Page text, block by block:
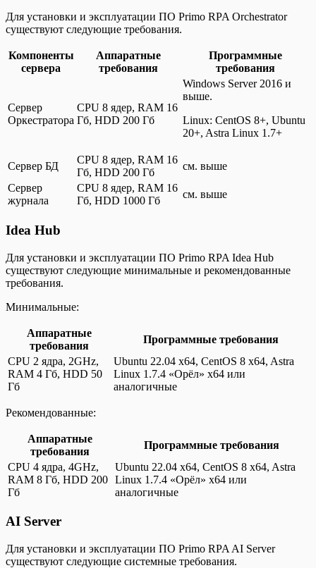
Для установки и эксплуатации ПО Primo RPA Orchestrator
существуют следующие требования.
Компоненты
сервера
Аппаратные
требования
Программные
требования
Сервер
Оркестратора
CPU 8 ядер, RAM 16
Гб, HDD 200 Гб
Windows Server 2016 и
выше.
Linux: CentOS 8+, Ubuntu
20+, Astra Linux 1.7+
Сервер БД
CPU 8 ядер, RAM 16
Гб, HDD 200 Гб
см. выше
Сервер
журнала
CPU 8 ядер, RAM 16
Гб, HDD 1000 Гб
см. выше
Idea Hub
Для установки и эксплуатации ПО Primo RPA Idea Hub
существуют следующие минимальные и рекомендованные
требования.
Минимальные:
Аппаратные
требования
Программные требования
CPU 2 ядра, 2GHz,
RAM 4 Гб, HDD 50
Гб
Ubuntu 22.04 x64, CentOS 8 x64, Astra
Linux 1.7.4 «Орёл» x64 или
аналогичные
Рекомендованные:
Аппаратные
требования
Программные требования
CPU 4 ядра, 4GHz,
RAM 8 Гб, HDD 200
Гб
Ubuntu 22.04 x64, CentOS 8 x64, Astra
Linux 1.7.4 «Орёл» x64 или
аналогичные
AI Server
Для установки и эксплуатации ПО Primo RPA AI Server
существуют следующие системные требования.